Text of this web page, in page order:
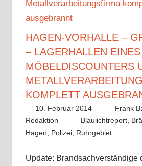
HAGEN-VORHALLE –
LAGERHALLEN EINES M
ÖBELDISCOUNTERS
OMPLETT
10. Februar 2014
Frank
Redaktion
Blaulichtreport
Hagen
Polizei, Ruhrgebiet
Update: Brandsachverständige